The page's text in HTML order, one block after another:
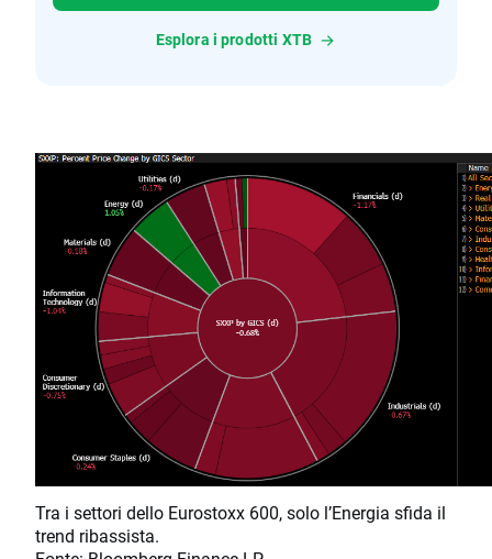
Esplora i prodotti XTB
Tra i settori dello Eurostoxx 600, solo l’Energia sfida il
trend ribassista.